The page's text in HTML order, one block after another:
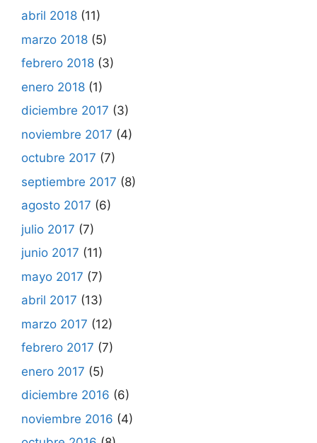
abril 2018 (11)
marzo 2018 (5)
febrero 2018 (3)
enero 2018 (1)
diciembre 2017 (3)
noviembre 2017 (4)
octubre 2017 (7)
septiembre 2017 (8)
agosto 2017 (6)
julio 2017 (7)
junio 2017 (11)
mayo 2017 (7)
abril 2017 (13)
marzo 2017 (12)
febrero 2017 (7)
enero 2017 (5)
diciembre 2016 (6)
noviembre 2016 (4)